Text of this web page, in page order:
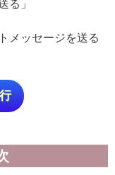
る」
メッセージを送る